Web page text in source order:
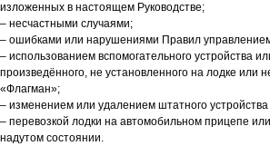
изложенных в настоящем Руководстве;
– несчастными случаями;
– ошибками или нарушениями Правил
– использованием вспомогательного устройства
произведённого, не установленного на лодке или
«Флагман»;
– изменением или удалением штатного
– перевозкой лодки на автомобильном прицепе
надутом состоянии.